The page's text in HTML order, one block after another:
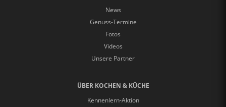
News
Genuss-Termine
Fotos
Videos
Unsere Partner
ÜBER KOCHEN & KÜCHE
Kennenlern-Aktion